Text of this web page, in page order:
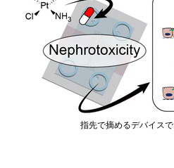
指先で摘めるデバイスで